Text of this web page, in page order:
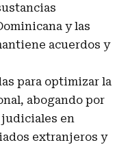
y las
acuerdos y
para optimizar la
abogando por
en
extranjeros y